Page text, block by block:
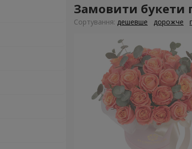
Замовити букети
Сортування: дешевше дорожче